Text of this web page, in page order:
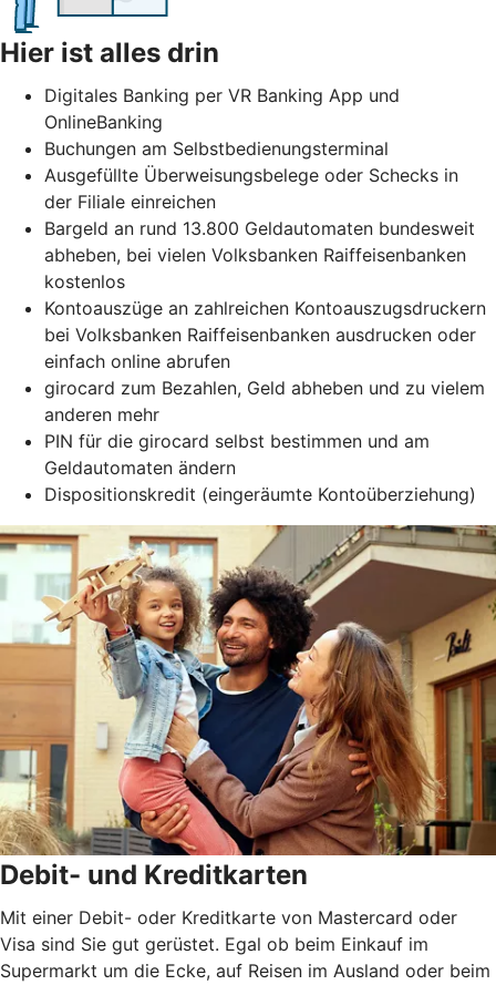
Hier ist alles drin
Digitales Banking per VR Banking App und
OnlineBanking
Buchungen am Selbstbedienungsterminal
Ausgefüllte Überweisungsbelege oder Schecks in
der Filiale einreichen
Bargeld an rund 13.800 Geldautomaten bundesweit
abheben, bei vielen Volksbanken Raiffeisenbanken
kostenlos
Kontoauszüge an zahlreichen Kontoauszugsdruckern
bei Volksbanken Raiffeisenbanken ausdrucken oder
einfach online abrufen
girocard zum Bezahlen, Geld abheben und zu vielem
anderen mehr
PIN für die girocard selbst bestimmen und am
Geldautomaten ändern
Dispositionskredit (eingeräumte Kontoüberziehung)
Debit- und Kreditkarten
Mit einer Debit- oder Kreditkarte von Mastercard oder
Visa sind Sie gut gerüstet. Egal ob beim Einkauf im
Supermarkt um die Ecke, auf Reisen im Ausland oder beim